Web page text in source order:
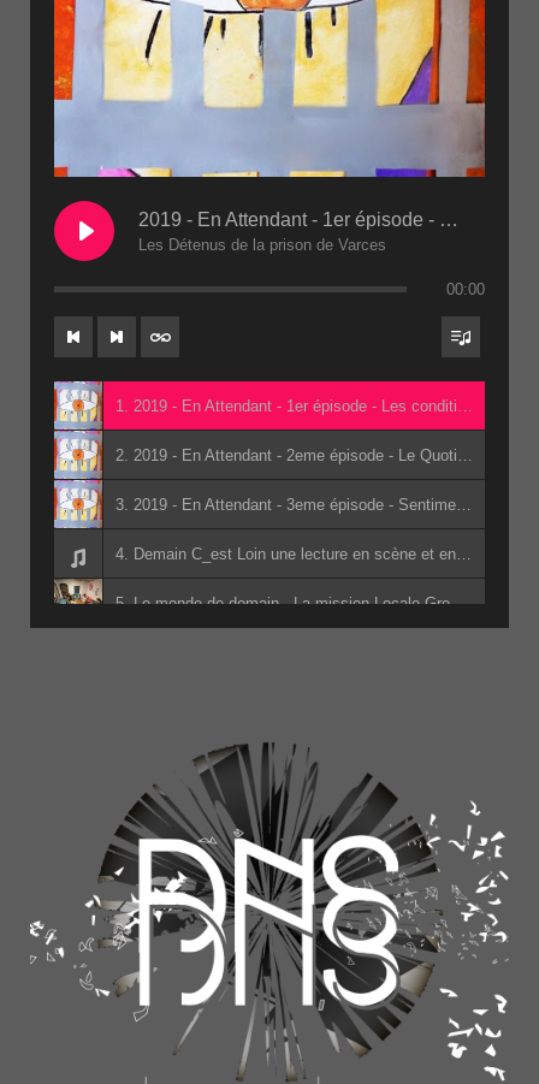
2019 - En Attendant - 1er épisode - Les conditions de détention 2eme passe(1)
Les Détenus de la prison de Varces
00:00
5. Le monde de demain - La mission Locale Grenoble
8. Apérophonie 4ème G - La Salle L'Aigle